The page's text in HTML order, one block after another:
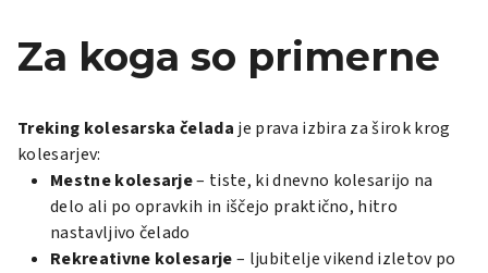
Za koga so primerne
Treking kolesarska čelada je prava izbira za širok krog
kolesarjev:
Mestne kolesarje– tiste, ki dnevno kolesarijo na
delo ali po opravkih in iščejo praktično, hitro
nastavljivo čelado
Rekreativne kolesarje– ljubitelje vikend izletov po